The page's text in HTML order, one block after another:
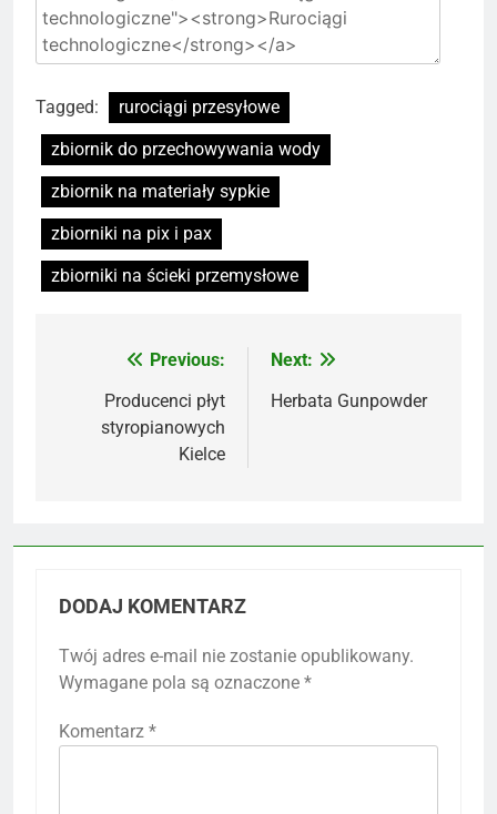
Tagged:
rurociągi przesyłowe
zbiornik do przechowywania wody
zbiornik na materiały sypkie
zbiorniki na pix i pax
zbiorniki na ścieki przemysłowe
Nawigacja
wpisu
Previous:
Producenci płyt
styropianowych
Kielce
Next:
Herbata Gunpowder
DODAJ KOMENTARZ
Twój adres e-mail nie zostanie opublikowany.
Wymagane pola są oznaczone *
Komentarz *